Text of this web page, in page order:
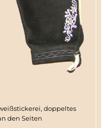
doppeltes
den Seiten